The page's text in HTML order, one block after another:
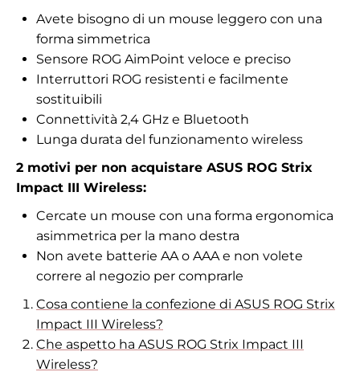
Avete bisogno di un mouse leggero con una
forma simmetrica
Sensore ROG AimPoint veloce e preciso
Interruttori ROG resistenti e facilmente
sostituibili
Connettività 2,4 GHz e Bluetooth
Lunga durata del funzionamento wireless
2 motivi per non acquistare ASUS ROG Strix
Impact III Wireless:
Cercate un mouse con una forma ergonomica
asimmetrica per la mano destra
Non avete batterie AA o AAA e non volete
correre al negozio per comprarle
Cosa contiene la confezione di ASUS ROG Strix
Impact III Wireless?
Che aspetto ha ASUS ROG Strix Impact III
Wireless?